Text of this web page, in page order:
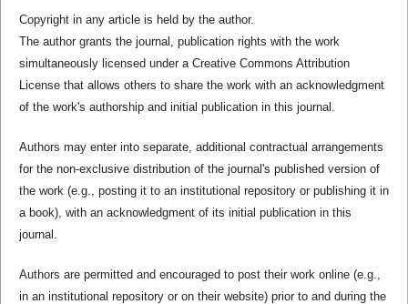
Copyright in any article is held by the author.
The author grants the journal, publication rights with the work
simultaneously licensed under a Creative Commons Attribution
License that allows others to share the work with an acknowledgment
of the work's authorship and initial publication in this journal.
Authors may enter into separate, additional contractual arrangements
for the non-exclusive distribution of the journal's published version of
the work (e.g., posting it to an institutional repository or publishing it in
a book), with an acknowledgment of its initial publication in this
journal.
Authors are permitted and encouraged to post their work online (e.g.,
in an institutional repository or on their website) prior to and during the